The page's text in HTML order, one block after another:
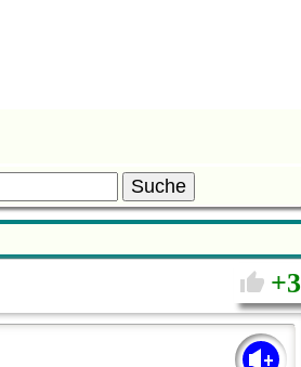
Suche
3